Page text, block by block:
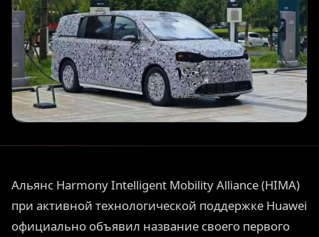
Альянс Harmony Intelligent Mobility Alliance (HIMA)
при активной технологической поддержке Huawei
официально объявил название своего первого